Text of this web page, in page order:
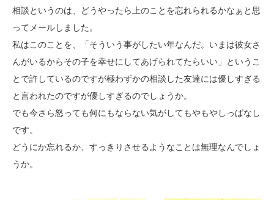
相談というのは、どうやったら上のことを忘れられるかなぁと思
ってメールしました。
私はこのことを、「そういう事がしたい年なんだ。いまは彼女さ
んがいるからその子を幸せにしてあげられてたらいい」というこ
とで許しているのですが極わずかの相談した友達には優しすぎる
と言われたのですが優しすぎるのでしょうか。
でも今さら怒っても何にもならない気がしてもやもやしっぱなし
です。
どうにか忘れるか、すっきりさせるようなことは無理なんでしょ
うか。